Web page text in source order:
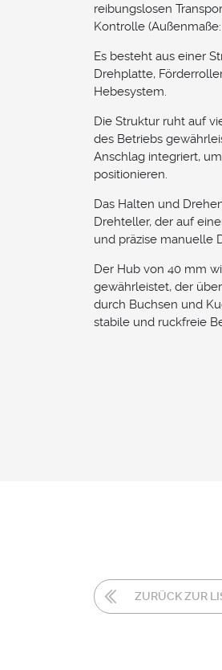
reibungslosen
Kontrolle
Es besteht aus einer
Drehplatte,
Hebesystem.
Die Struktur ruht auf
des Betriebs
Anschlag integriert,
positionieren.
Das Halten und
Drehteller, der auf
und präzise manuelle
Der Hub von 40 mm
gewährleistet, der
durch Buchsen und
stabile und ruckfreie
ZURÜCK ZUR